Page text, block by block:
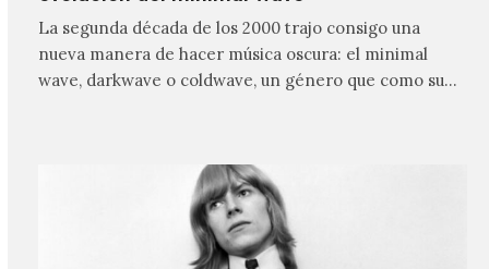
La segunda década de los 2000 trajo consigo una
nueva manera de hacer música oscura: el minimal
wave, darkwave o coldwave, un género que como su